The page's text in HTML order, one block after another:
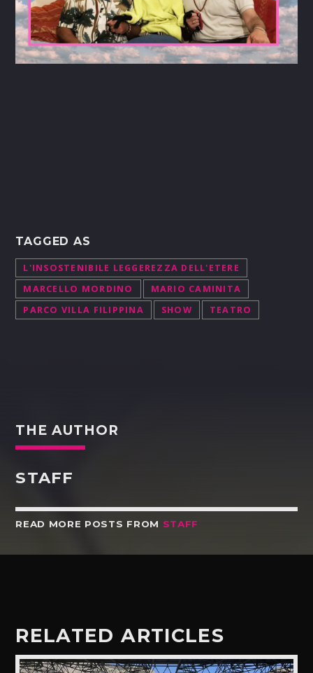
TAGGED AS
L'INSOSTENIBILE LEGGEREZZA DELL'ETERE
MARCELLO MORDINO
MARIO CAMINITA
PARCO VILLA FILIPPINA
SHOW TEATRO
THE AUTHOR
STAFF
READ MORE POSTS FROM STAFF
RELATED ARTICLES